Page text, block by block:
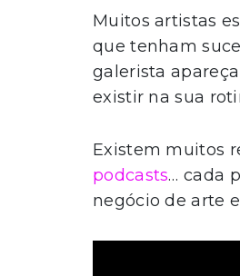
Muitos artistas
que tenham
galerista
existir na sua
Existem muitos
podcasts… cada
negócio de arte